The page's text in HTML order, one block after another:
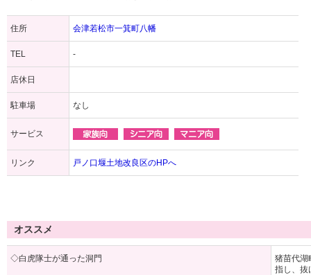
住所 会津若松市一箕町八幡
TEL -
店休日
駐車場 なし
サービス
リンク 戸ノ口堰土地改良区のHPへ
オススメ
◇白虎隊士が通った洞門
猪苗代湖
指し、抜